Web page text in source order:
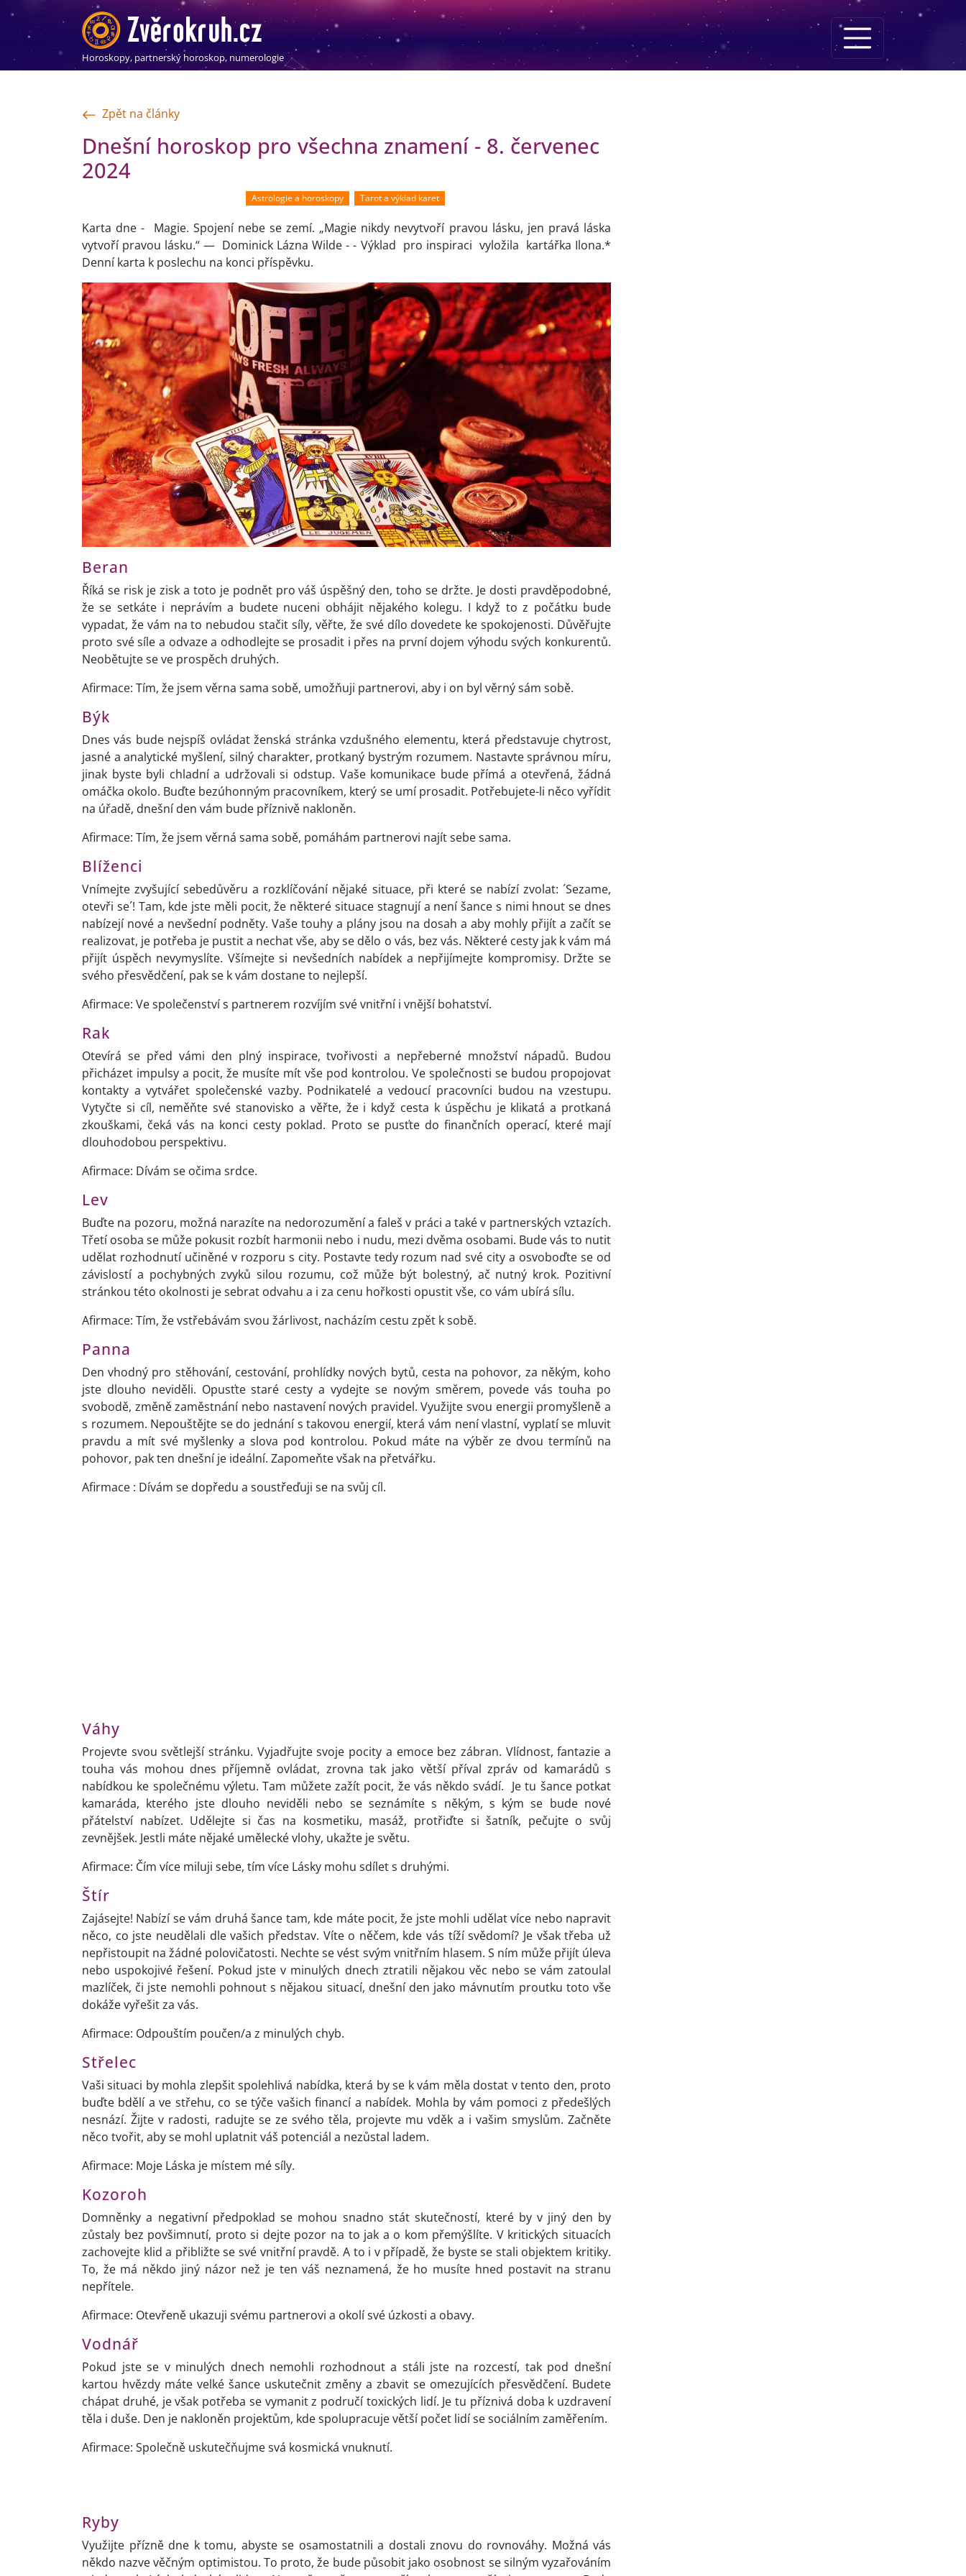
Horoskopy, partnerský horoskop, numerologie
Zpět na články
Dnešní horoskop pro všechna znamení - 8. červenec
2024
Astrologie a horoskopy Tarot a výklad karet
Karta dne - Magie. Spojení nebe se zemí. „Magie nikdy nevytvoří pravou lásku, jen pravá láska
vytvoří pravou lásku.“ — Dominick Lázna Wilde - - Výklad pro inspiraci vyložila kartářka Ilona.*
Denní karta k poslechu na konci příspěvku.
Beran
Říká se risk je zisk a toto je podnět pro váš úspěšný den, toho se držte. Je dosti pravděpodobné,
že se setkáte i neprávím a budete nuceni obhájit nějakého kolegu. I když to z počátku bude
vypadat, že vám na to nebudou stačit síly, věřte, že své dílo dovedete ke spokojenosti. Důvěřujte
proto své síle a odvaze a odhodlejte se prosadit i přes na první dojem výhodu svých konkurentů.
Neobětujte se ve prospěch druhých.
Afirmace: Tím, že jsem věrna sama sobě, umožňuji partnerovi, aby i on byl věrný sám sobě.
Býk
Dnes vás bude nejspíš ovládat ženská stránka vzdušného elementu, která představuje chytrost,
jasné a analytické myšlení, silný charakter, protkaný bystrým rozumem. Nastavte správnou míru,
jinak byste byli chladní a udržovali si odstup. Vaše komunikace bude přímá a otevřená, žádná
omáčka okolo. Buďte bezúhonným pracovníkem, který se umí prosadit. Potřebujete-li něco vyřídit
na úřadě, dnešní den vám bude příznivě nakloněn.
Afirmace: Tím, že jsem věrná sama sobě, pomáhám partnerovi najít sebe sama.
Blíženci
Vnímejte zvyšující sebedůvěru a rozklíčování nějaké situace, při které se nabízí zvolat: ´Sezame,
otevři se´! Tam, kde jste měli pocit, že některé situace stagnují a není šance s nimi hnout se dnes
nabízejí nové a nevšední podněty. Vaše touhy a plány jsou na dosah a aby mohly přijít a začít se
realizovat, je potřeba je pustit a nechat vše, aby se dělo o vás, bez vás. Některé cesty jak k vám má
přijít úspěch nevymyslíte. Všímejte si nevšedních nabídek a nepřijímejte kompromisy. Držte se
svého přesvědčení, pak se k vám dostane to nejlepší.
Afirmace: Ve společenství s partnerem rozvíjím své vnitřní i vnější bohatství.
Rak
Otevírá se před vámi den plný inspirace, tvořivosti a nepřeberné množství nápadů. Budou
přicházet impulsy a pocit, že musíte mít vše pod kontrolou. Ve společnosti se budou propojovat
kontakty a vytvářet společenské vazby. Podnikatelé a vedoucí pracovníci budou na vzestupu.
Vytyčte si cíl, neměňte své stanovisko a věřte, že i když cesta k úspěchu je klikatá a protkaná
zkouškami, čeká vás na konci cesty poklad. Proto se pusťte do finančních operací, které mají
dlouhodobou perspektivu.
Afirmace: Dívám se očima srdce.
Lev
Buďte na pozoru, možná narazíte na nedorozumění a faleš v práci a také v partnerských vztazích.
Třetí osoba se může pokusit rozbít harmonii nebo i nudu, mezi dvěma osobami. Bude vás to nutit
udělat rozhodnutí učiněné v rozporu s city. Postavte tedy rozum nad své city a osvoboďte se od
závislostí a pochybných zvyků silou rozumu, což může být bolestný, ač nutný krok. Pozitivní
stránkou této okolnosti je sebrat odvahu a i za cenu hořkosti opustit vše, co vám ubírá sílu.
Afirmace: Tím, že vstřebávám svou žárlivost, nacházím cestu zpět k sobě.
Panna
Den vhodný pro stěhování, cestování, prohlídky nových bytů, cesta na pohovor, za někým, koho
jste dlouho neviděli. Opusťte staré cesty a vydejte se novým směrem, povede vás touha po
svobodě, změně zaměstnání nebo nastavení nových pravidel. Využijte svou energii promyšleně a
s rozumem. Nepouštějte se do jednání s takovou energií, která vám není vlastní, vyplatí se mluvit
pravdu a mít své myšlenky a slova pod kontrolou. Pokud máte na výběr ze dvou termínů na
pohovor, pak ten dnešní je ideální. Zapomeňte však na přetvářku.
Afirmace : Dívám se dopředu a soustřeďuji se na svůj cíl.
Váhy
Projevte svou světlejší stránku. Vyjadřujte svoje pocity a emoce bez zábran. Vlídnost, fantazie a
touha vás mohou dnes příjemně ovládat, zrovna tak jako větší příval zpráv od kamarádů s
nabídkou ke společnému výletu. Tam můžete zažít pocit, že vás někdo svádí. Je tu šance potkat
kamaráda, kterého jste dlouho neviděli nebo se seznámíte s někým, s kým se bude nové
přátelství nabízet. Udělejte si čas na kosmetiku, masáž, protřiďte si šatník, pečujte o svůj
zevnějšek. Jestli máte nějaké umělecké vlohy, ukažte je světu.
Afirmace: Čím více miluji sebe, tím více Lásky mohu sdílet s druhými.
Štír
Zajásejte! Nabízí se vám druhá šance tam, kde máte pocit, že jste mohli udělat více nebo napravit
něco, co jste neudělali dle vašich představ. Víte o něčem, kde vás tíží svědomí? Je však třeba už
nepřistoupit na žádné polovičatosti. Nechte se vést svým vnitřním hlasem. S ním může přijít úleva
nebo uspokojivé řešení. Pokud jste v minulých dnech ztratili nějakou věc nebo se vám zatoulal
mazlíček, či jste nemohli pohnout s nějakou situací, dnešní den jako mávnutím proutku toto vše
dokáže vyřešit za vás.
Afirmace: Odpouštím poučen/a z minulých chyb.
Střelec
Vaši situaci by mohla zlepšit spolehlivá nabídka, která by se k vám měla dostat v tento den, proto
buďte bdělí a ve střehu, co se týče vašich financí a nabídek. Mohla by vám pomoci z předešlých
nesnází. Žijte v radosti, radujte se ze svého těla, projevte mu vděk a i vašim smyslům. Začněte
něco tvořit, aby se mohl uplatnit váš potenciál a nezůstal ladem.
Afirmace: Moje Láska je místem mé síly.
Kozoroh
Domněnky a negativní předpoklad se mohou snadno stát skutečností, které by v jiný den by
zůstaly bez povšimnutí, proto si dejte pozor na to jak a o kom přemýšlíte. V kritických situacích
zachovejte klid a přibližte se své vnitřní pravdě. A to i v případě, že byste se stali objektem kritiky.
To, že má někdo jiný názor než je ten váš neznamená, že ho musíte hned postavit na stranu
nepřítele.
Afirmace: Otevřeně ukazuji svému partnerovi a okolí své úzkosti a obavy.
Vodnář
Pokud jste se v minulých dnech nemohli rozhodnout a stáli jste na rozcestí, tak pod dnešní
kartou hvězdy máte velké šance uskutečnit změny a zbavit se omezujících přesvědčení. Budete
chápat druhé, je však potřeba se vymanit z područí toxických lidí. Je tu příznivá doba k uzdravení
těla i duše. Den je nakloněn projektům, kde spolupracuje větší počet lidí se sociálním zaměřením.
Afirmace: Společně uskutečňujme svá kosmická vnuknutí.
Ryby
Využijte přízně dne k tomu, abyste se osamostatnili a dostali znovu do rovnováhy. Možná vás
někdo nazve věčným optimistou. To proto, že bude působit jako osobnost se silným vyzařováním